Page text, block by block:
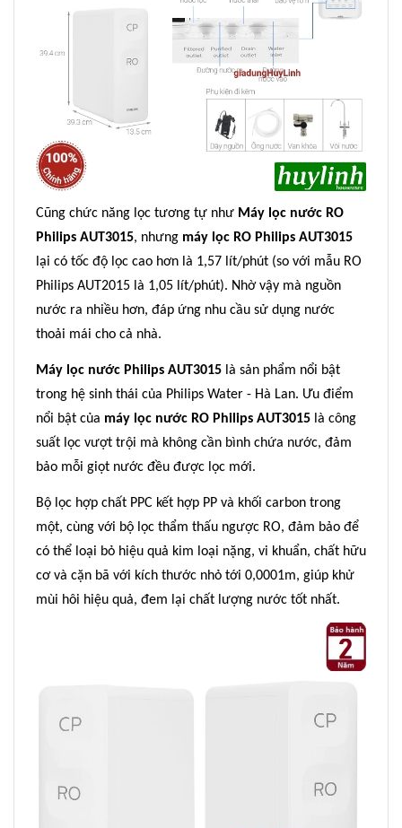
Cũng chức năng lọc tương tự như Máy lọc nước RO
Philips AUT3015, nhưng máy lọc RO Philips AUT3015
lại có tốc độ lọc cao hơn là 1,57 lít/phút (so với mẫu RO
Philips AUT2015 là 1,05 lít/phút). Nhờ vậy mà nguồn
nước ra nhiều hơn, đáp ứng nhu cầu sử dụng nước
thoải mái cho cả nhà.
Máy lọc nước Philips AUT3015 là sản phẩm nổi bật
trong hệ sinh thái của Philips Water - Hà Lan. Ưu điểm
nổi bật của máy lọc nước RO Philips AUT3015 là công
suất lọc vượt trội mà không cần bình chứa nước, đảm
bảo mỗi giọt nước đều được lọc mới.
Bộ lọc hợp chất PPC kết hợp PP và khối carbon trong
một, cùng với bộ lọc thẩm thấu ngược RO, đảm bảo để
có thể loại bỏ hiệu quả kim loại nặng, vi khuẩn, chất hữu
cơ và cặn bã với kích thước nhỏ tới 0,0001m, giúp khử
mùi hôi hiệu quả, đem lại chất lượng nước tốt nhất.